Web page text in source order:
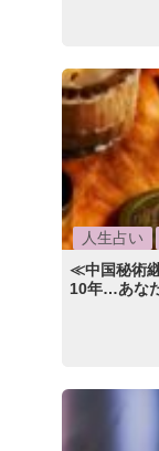
人生占い
≪中国秘術
10年…あな